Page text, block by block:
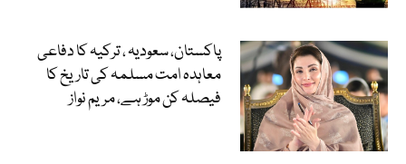
پاکستان، سعودیہ ، ترکیہ کا دفاعی
معاہدہ امت مسلمہ کی تاریخ کا
فیصلہ کن موڑ ہے، مریم نواز